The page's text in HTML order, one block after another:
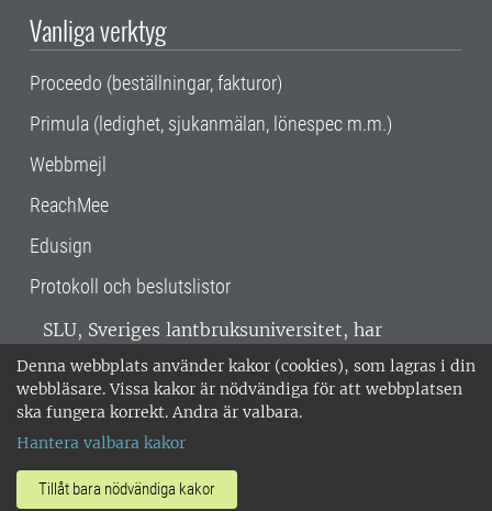
Denna webbplats använder kakor (cookies), som lagras i din
webbläsare. Vissa kakor är nödvändiga för att webbplatsen
ska fungera korrekt. Andra är valbara.
Hantera valbara kakor
Tillåt bara nödvändiga kakor
Vanliga verktyg
Proceedo (beställningar, fakturor)
Primula (ledighet, sjukanmälan, lönespec m.m.)
Webbmejl
ReachMee
Edusign
Protokoll och beslutslistor
SLU, Sveriges lantbruksuniversitet, har
verksamhet över hela Sverige. Huvudorter är
Alnarp, Uppsala och Umeå.SLU är
miljöcertifierat enligt ISO 14001. •
018-67 10 00 • Org nr: 202100-2817 •
Om SLU:s webbplatser